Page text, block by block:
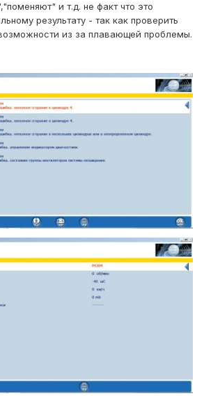
и т.д. не факт что это
результату - так как проверить
из за плавающей проблемы.